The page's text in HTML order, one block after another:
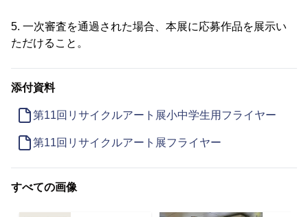
5. 一次審査を通過された場合、本展に応募作品を展示い
ただけること。
添付資料
第11回リサイクルアート展小中学生用フライヤー
第11回リサイクルアート展フライヤー
すべての画像